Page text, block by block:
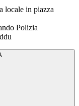
Polizia